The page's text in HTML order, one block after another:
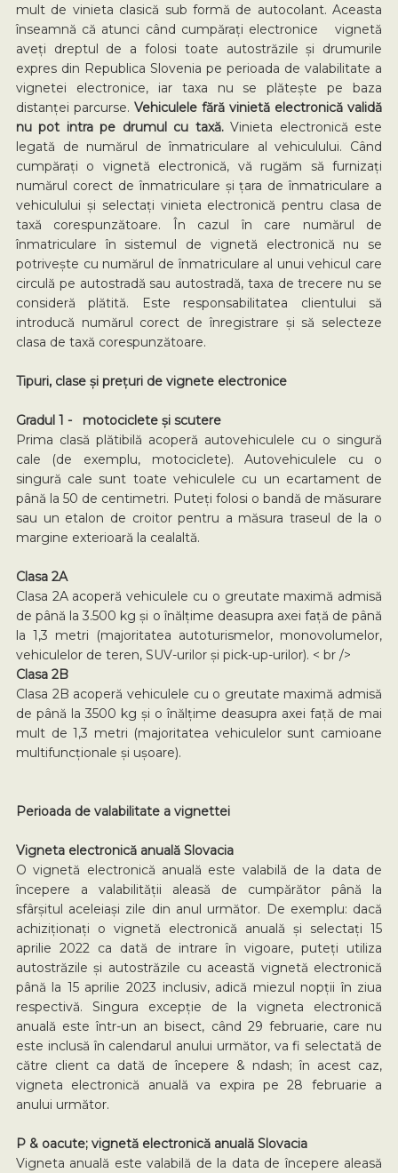
mult de vinieta clasică sub formă de autocolant. Aceasta
înseamnă că atunci când cumpărați electronice vignetă
aveți dreptul de a folosi toate autostrăzile și drumurile
expres din Republica Slovenia pe perioada de valabilitate a
vignetei electronice, iar taxa nu se plătește pe baza
distanței parcurse. Vehiculele fără vinietă electronică validă
nu pot intra pe drumul cu taxă.Vinieta electronică este
legată de numărul de înmatriculare al vehiculului. Când
cumpărați o vignetă electronică, vă rugăm să furnizați
numărul corect de înmatriculare și țara de înmatriculare a
vehiculului și selectați vinieta electronică pentru clasa de
taxă corespunzătoare. În cazul în care numărul de
înmatriculare în sistemul de vignetă electronică nu se
potrivește cu numărul de înmatriculare al unui vehicul care
circulă pe autostradă sau autostradă, taxa de trecere nu se
consideră plătită. Este responsabilitatea clientului să
introducă numărul corect de înregistrare și să selecteze
clasa de taxă corespunzătoare.
Tipuri, clase și prețuri de vignete electronice
Gradul 1 - motociclete și scutere
Prima clasă plătibilă acoperă autovehiculele cu o singură
cale (de exemplu, motociclete). Autovehiculele cu o
singură cale sunt toate vehiculele cu un ecartament de
până la 50 de centimetri. Puteți folosi o bandă de măsurare
sau un etalon de croitor pentru a măsura traseul de la o
margine exterioară la cealaltă.
Clasa 2A
Clasa 2A acoperă vehiculele cu o greutate maximă admisă
de până la 3.500 kg și o înălțime deasupra axei față de până
la 1,3 metri (majoritatea autoturismelor, monovolumelor,
vehiculelor de teren, SUV-urilor și pick-up-urilor). < br />
Clasa 2B
Clasa 2B acoperă vehiculele cu o greutate maximă admisă
de până la 3500 kg și o înălțime deasupra axei față de mai
mult de 1,3 metri (majoritatea vehiculelor sunt camioane
multifuncționale și ușoare).
Perioada de valabilitate a vignettei
Vigneta electronică anuală Slovacia
O vignetă electronică anuală este valabilă de la data de
începere a valabilității aleasă de cumpărător până la
sfârșitul aceleiași zile din anul următor. De exemplu: dacă
achiziționați o vignetă electronică anuală și selectați 15
aprilie 2022 ca dată de intrare în vigoare, puteți utiliza
autostrăzile și autostrăzile cu această vignetă electronică
până la 15 aprilie 2023 inclusiv, adică miezul nopții în ziua
respectivă. Singura excepție de la vigneta electronică
anuală este într-un an bisect, când 29 februarie, care nu
este inclusă în calendarul anului următor, va fi selectată de
către client ca dată de începere & ndash; în acest caz,
vigneta electronică anuală va expira pe 28 februarie a
anului următor.
P & oacute; vignetă electronică anuală Slovacia
Vigneta anuală este valabilă de la data de începere aleasă